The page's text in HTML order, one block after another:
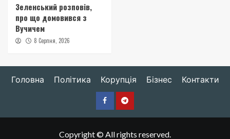
Зеленський розповів,
про що домовився з
Вучичем
8 Серпня, 2026
Головна Політика Корупція Бізнес Контакти
FacebookTelegram
Copyright © All rights reserved.